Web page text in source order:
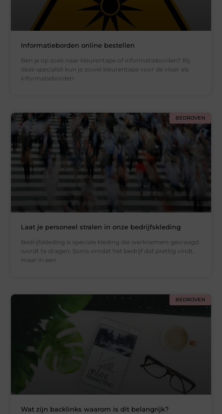
Informatieborden online bestellen
Ben je op zoek naar kleurentape of informatieborden? Bij
deze specialist kun je zowel kleurentape voor de vloer als
informatieborden
BEDRIJVEN
Laat je personeel stralen in onze bedrijfskleding
Bedrijfskleding is speciale kleding die werknemers gevraagd
wordt te dragen. Soms omdat het bedrijf dat prettig vindt,
maar in een
BEDRIJVEN
Wat zijn backlinks waarom is dit belangrijk?